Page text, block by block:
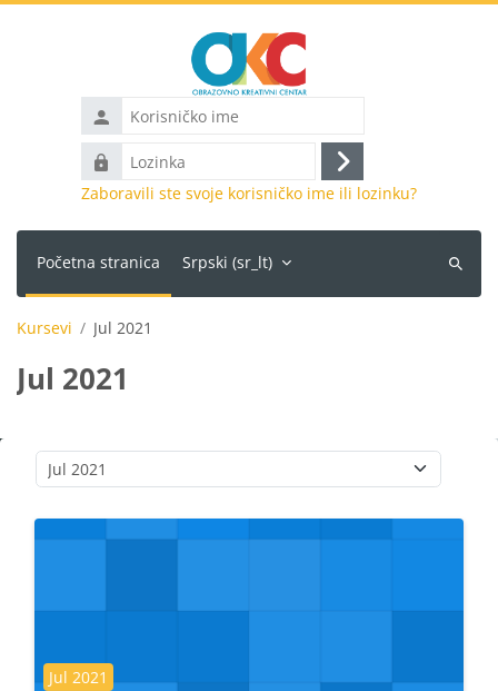
Korisničko
ime
Lozinka
Prijava
Zaboravili ste svoje korisničko ime ili lozinku?
Početna stranica Srpski ‎(sr_lt)‎
Pretraži
kurseve
Kursevi Jul 2021
Jul 2021
Kategorije kurseva
Kategorija kursa
Jul 2021